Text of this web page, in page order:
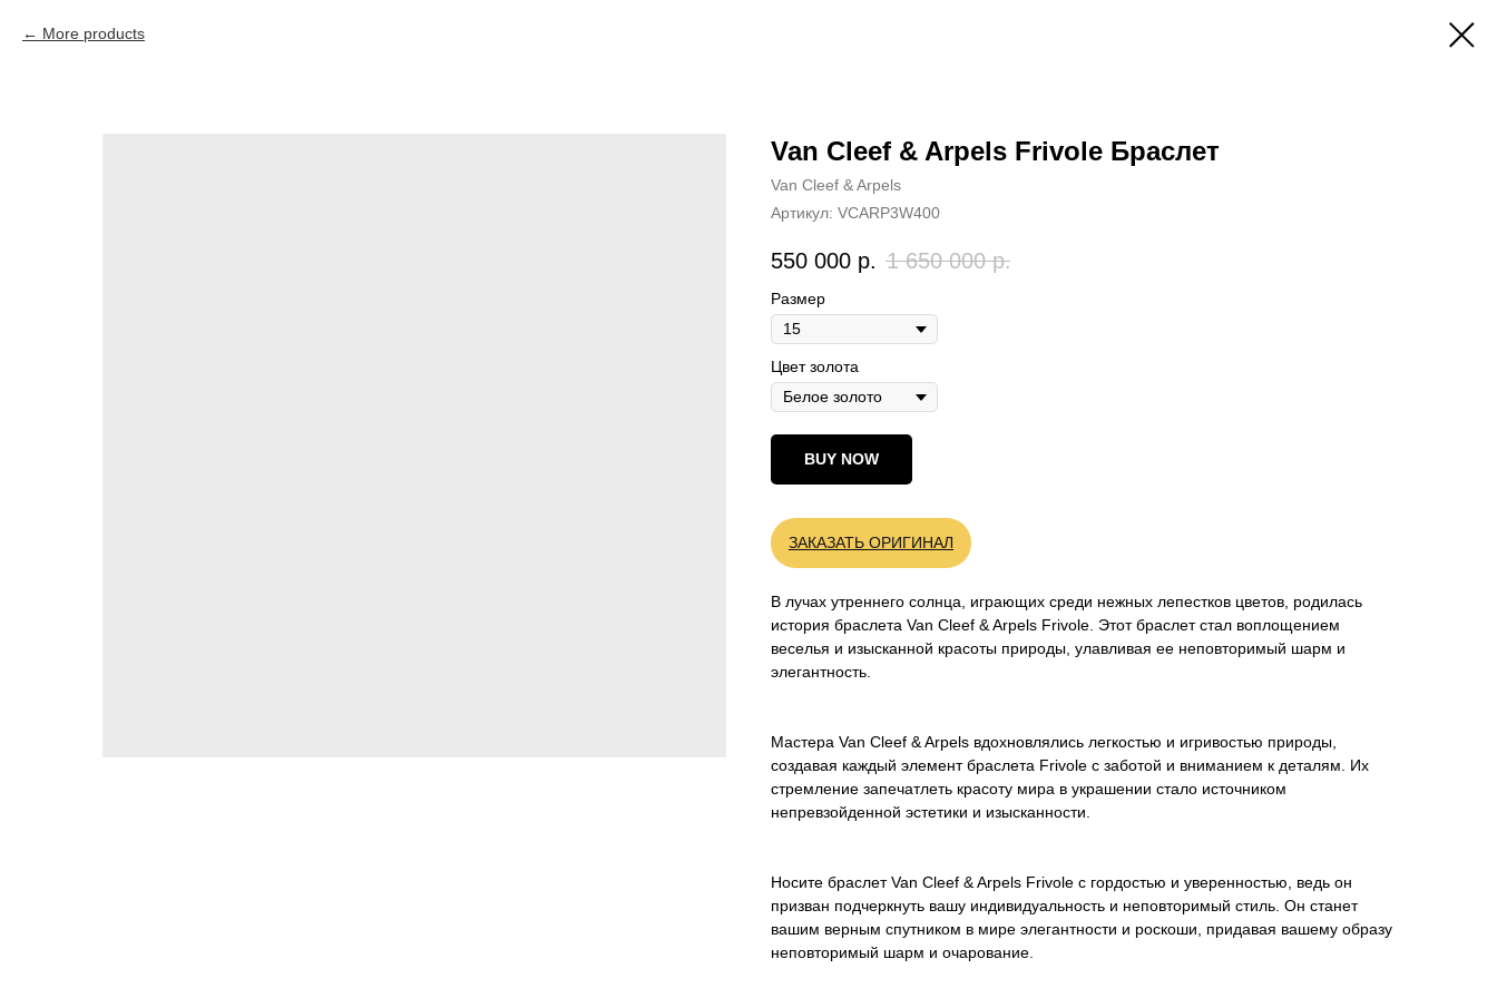
More products
Van Cleef & Arpels Frivole Браслет
Van Cleef & Arpels
Артикул: VCARP3W400
550 000 р. 1 650 000 р.
Размер
Цвет золота
BUY NOW
ЗАКАЗАТЬ ОРИГИНАЛ
В лучах утреннего солнца, играющих среди нежных лепестков цветов, родилась
история браслета Van Cleef & Arpels Frivole. Этот браслет стал воплощением
веселья и изысканной красоты природы, улавливая ее неповторимый шарм и
элегантность.
Мастера Van Cleef & Arpels вдохновлялись легкостью и игривостью природы,
создавая каждый элемент браслета Frivole с заботой и вниманием к деталям. Их
стремление запечатлеть красоту мира в украшении стало источником
непревзойденной эстетики и изысканности.
Носите браслет Van Cleef & Arpels Frivole с гордостью и уверенностью, ведь он
призван подчеркнуть вашу индивидуальность и неповторимый стиль. Он станет
вашим верным спутником в мире элегантности и роскоши, придавая вашему образу
неповторимый шарм и очарование.